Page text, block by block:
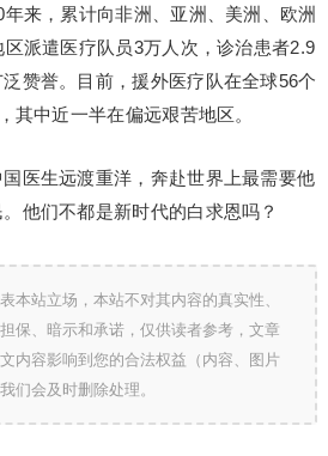
来，累计向非洲、亚洲、美洲、欧洲
派遣医疗队员3万人次，诊治患者2.9
赞誉。目前，援外医疗队在全球56个
其中近一半在偏远艰苦地区。
医生远渡重洋，奔赴世界上最需要他
他们不都是新时代的白求恩吗？
本站立场，本站不对其内容的真实性、
保、暗示和承诺，仅供读者参考，文章
内容影响到您的合法权益（内容、图片
们会及时删除处理。